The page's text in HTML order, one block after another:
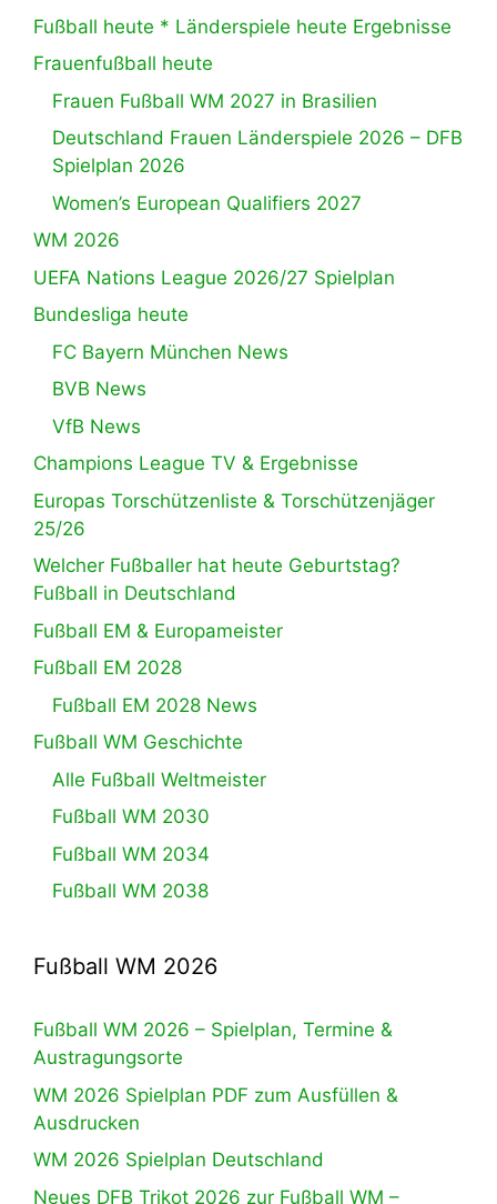
Fußball heute * Länderspiele heute Ergebnisse
Frauenfußball heute
Frauen Fußball WM 2027 in Brasilien
Deutschland Frauen Länderspiele 2026 – DFB
Spielplan 2026
Women’s European Qualifiers 2027
WM 2026
UEFA Nations League 2026/27 Spielplan
Bundesliga heute
FC Bayern München News
BVB News
VfB News
Champions League TV & Ergebnisse
Europas Torschützenliste & Torschützenjäger
25/26
Welcher Fußballer hat heute Geburtstag?
Fußball in Deutschland
Fußball EM & Europameister
Fußball EM 2028
Fußball EM 2028 News
Fußball WM Geschichte
Alle Fußball Weltmeister
Fußball WM 2030
Fußball WM 2034
Fußball WM 2038
Fußball WM 2026
Fußball WM 2026 – Spielplan, Termine &
Austragungsorte
WM 2026 Spielplan PDF zum Ausfüllen &
Ausdrucken
WM 2026 Spielplan Deutschland
Neues DFB Trikot 2026 zur Fußball WM –